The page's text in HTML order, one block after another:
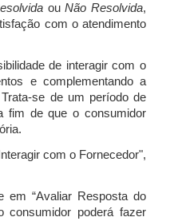
ouNão Resolvida,
com o atendimento
de interagir com o
e complementando a
Trata-se de um período de
fim de que o consumidor
com o Fornecedor",
em “Avaliar Resposta do
consumidor poderá fazer